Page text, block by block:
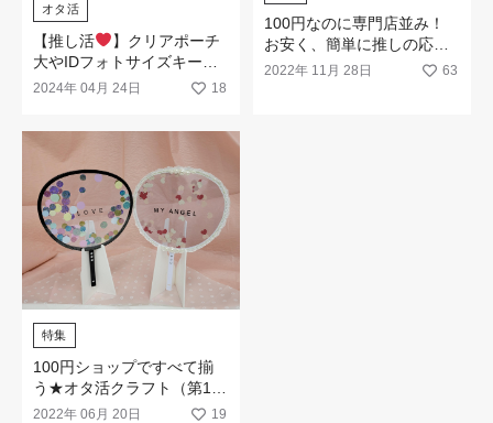
オタ活
【推し活
】クリアポーチ
大やIDフォトサイズキーホ
ルダーが新登場！
2024年 04月 24日 18
100円なのに専門店並み！
お安く、簡単に推しの応援
うちわが作れます（第１
2022年 11月 28日 63
特集
100円ショップですべて揃
う★オタ活クラフト（第1
弾：クリアうちわ作成キッ
2022年 06月 20日 19